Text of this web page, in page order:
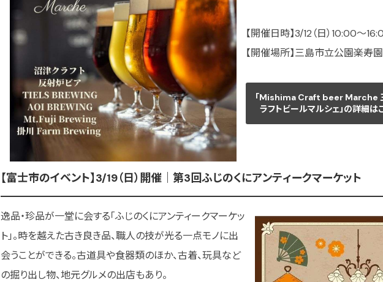
【開催日時】3/12（日）10:00〜
【開催場所】三島市立公園楽寿
「Mishima Craft beer Marche
ラフトビールマルシェ」の詳細は
【富士市のイベント】3/19（日）開催｜第3回ふじのくにアンティークマーケット
逸品・珍品が一堂に会する「ふじのくにアンティークマーケッ
ト」。時を越えた古き良き品、職人の技が光る一点モノに出
会うことができる。古道具や食器類のほか、古着、玩具など
の掘り出し物、地元グルメの出店もあり。